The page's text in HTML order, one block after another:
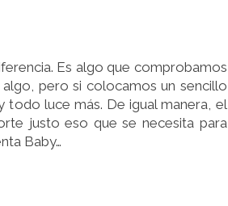
Es algo que comprobamos
pero si colocamos un sencillo
luce más. De igual manera, el
justo eso que se necesita para
Baby…